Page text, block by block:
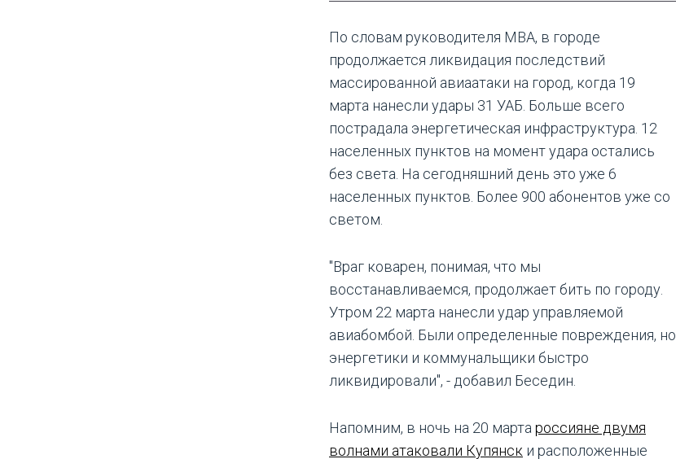
По словам руководителя МВА, в городе
продолжается ликвидация последствий
массированной авиаатаки на город, когда 19
марта нанесли удары 31 УАБ. Больше всего
пострадала энергетическая инфраструктура. 12
населенных пунктов на момент удара остались
без света. На сегодняшний день это уже 6
населенных пунктов. Более 900 абонентов уже со
светом.
"Враг коварен, понимая, что мы
восстанавливаемся, продолжает бить по городу.
Утром 22 марта нанесли удар управляемой
авиабомбой. Были определенные повреждения, но
энергетики и коммунальщики быстро
ликвидировали", - добавил Беседин.
Напомним, в ночь на 20 марта россияне двумя
волнами атаковали Купянск и расположенные